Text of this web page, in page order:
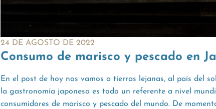
24 DE AGOSTO DE 2022
Consumo de marisco y pescado en
En el post de hoy nos vamos a tierras lejanas, al país del
la gastronomía japonesa es todo un referente a nivel
consumidores de marisco y pescado del mundo. De